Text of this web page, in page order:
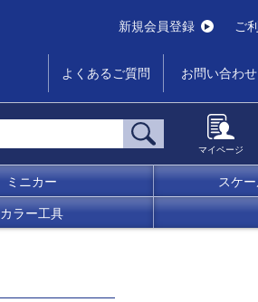
新規会員登録 ご
よくあるご質問 お問い合わせ
マイページ
ミニカー スケ
カラー工具